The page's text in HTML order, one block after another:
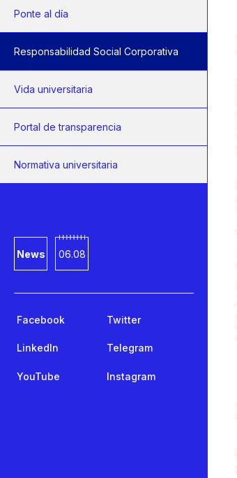
Ponte al día
Responsabilidad Social Corporativa
Vida universitaria
Portal de transparencia
Normativa universitaria
News 06.08
Facebook Twitter
LinkedIn Telegram
YouTube Instagram